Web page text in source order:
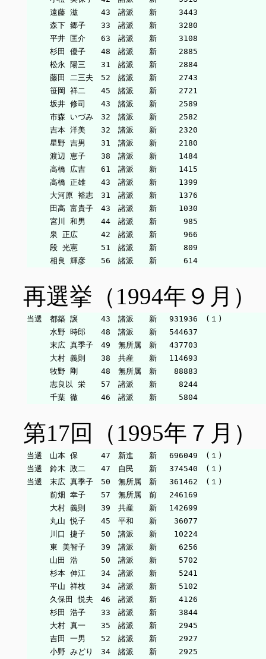
遠藤 滋　　　43　諸派　　新　   3443
森下 郷子　　33　諸派　　新　   3280
平井 匡介　　63　諸派　　新　   3108
杉田 優子　　48　諸派　　新　   2885
松永 陽三　　31　諸派　　新　   2884
藤田 二三夫　52　諸派　　新　   2743
笹岡 祥二　　45　諸派　　新　   2721
坂井 修司　　43　諸派　　新　   2589
市森 いづみ　32　諸派　　新　   2582
吉本 洋美　　32　諸派　　新　   2320
星野 吉男　　31　諸派　　新　   2180
渡辺 恵子　　38　諸派　　新　   1484
高橋 広吉　　61　諸派　　新　   1415
高橋 正雄　　43　諸派　　新　   1399
大河原 裕志　31　諸派　　新　   1376
田高 富貴子　43　諸派　　新　   1030
宮川 和男　　44　諸派　　新　    985
泉 正広　　　42　諸派　　新　    966
段 光憲　　　51　諸派　　新　    809
再選挙（1994年９月）
当選　都築 譲　　　43　諸派　　新　 931936　(１)
水野 時郎　　48　諸派　　新　 544637
末広 真季子　49　無所属　新　 437703
大村 義則　　38　共産　　新　 114693
牧野 剛　　　48　無所属　新　  88883
志良以 栄　　57　諸派　　新　   8244
第17回（1995年７月）
当選　山本 保　　　47　新進　　新　 696049　(１)
当選　鈴木 政二　　47　自民　　新　 374540　(１)
当選　末広 真季子　50　無所属　新　 361462　(１)
前畑 幸子　　57　無所属　前　 246169
大村 義則　　39　共産　　新　 142699
丸山 悦子　　45　平和　　新　  36077
川口 捷子　　50　諸派　　新　  10224
東 美智子　　39　諸派　　新　   6256
山田 浩　　　50　諸派　　新　   5702
杉本 伸江　　34　諸派　　新　   5241
平山 祥枝　　34　諸派　　新　   5102
久保田 悦夫　46　諸派　　新　   4126
杉田 浩子　　33　諸派　　新　   3844
大村 真一　　35　諸派　　新　   2945
吉田 一男　　52　諸派　　新　   2927
小野 みどり　34　諸派　　新　   2925